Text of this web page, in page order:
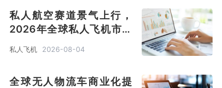
私人航空赛道景气上行，
2026年全球私人飞机市场
销售规模突破 100.6 亿美元
[图]
私人飞机 2026-08-04
全球无人物流车商业化提